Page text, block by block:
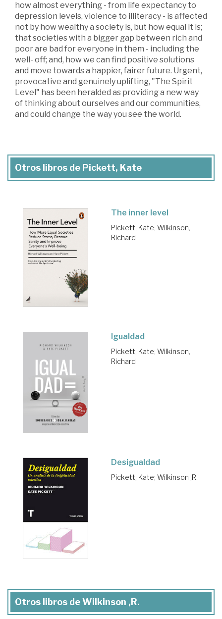
how almost everything - from life expectancy to
depression levels, violence to illiteracy - is affected
not by how wealthy a society is, but how equal it is;
that societies with a bigger gap between rich and
poor are bad for everyone in them - including the
well- off; and, how we can find positive solutions
and move towards a happier, fairer future. Urgent,
provocative and genuinely uplifting, "The Spirit
Level" has been heralded as providing a new way
of thinking about ourselves and our communities,
and could change the way you see the world.
Otros libros de Pickett, Kate
The inner level
Pickett, Kate; Wilkinson,
Richard
Igualdad
Pickett, Kate; Wilkinson,
Richard
Desigualdad
Pickett, Kate; Wilkinson ,R.
Otros libros de Wilkinson ,R.